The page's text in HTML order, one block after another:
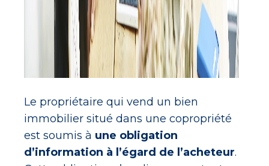
Le propriétaire qui vend un bien
immobilier situé dans une copropriété
est soumis à une obligation
d’information à l’égard de l’acheteur.